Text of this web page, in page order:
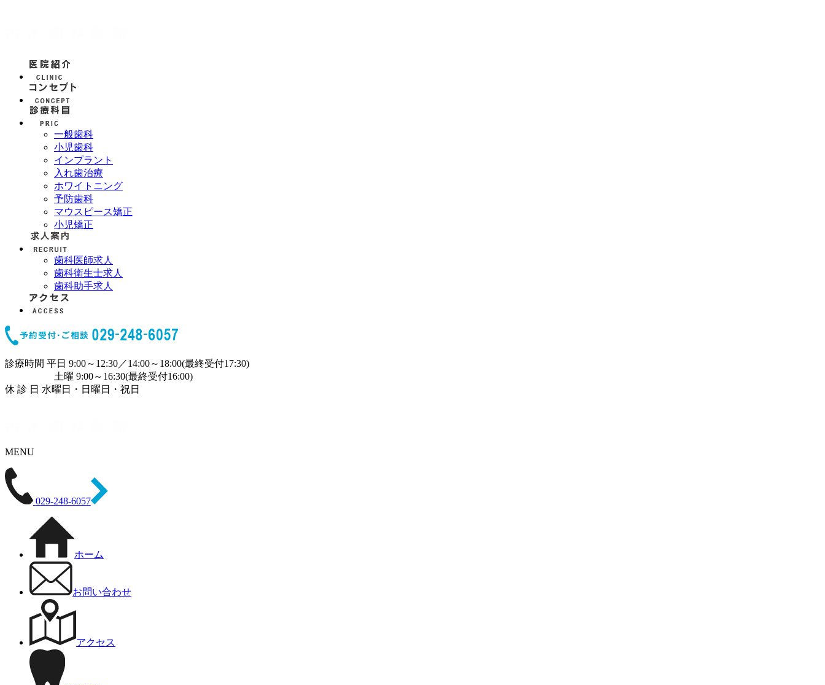
一般歯科
小児歯科
インプラント
入れ歯治療
ホワイトニング
予防歯科
マウスピース矯正
小児矯正
歯科医師求人
歯科衛生士求人
歯科助手求人
診療時間 平日 9:00～12:30／14:00～18:00(最終受付17:30)
土曜 9:00～16:30(最終受付16:00)
休 診 日 水曜日・日曜日・祝日
MENU
029-248-6057
ホーム
お問い合わせ
アクセス